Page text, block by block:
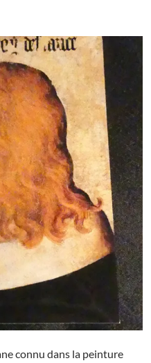
connu dans la peinture